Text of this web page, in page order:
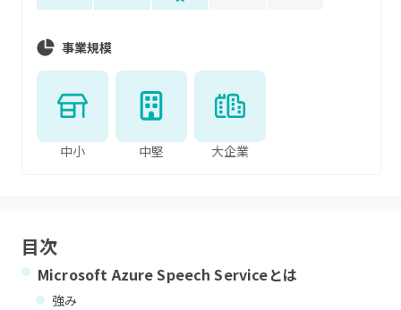
事業規模
中小 中堅 大企業
目次
Microsoft Azure Speech Serviceとは
強み